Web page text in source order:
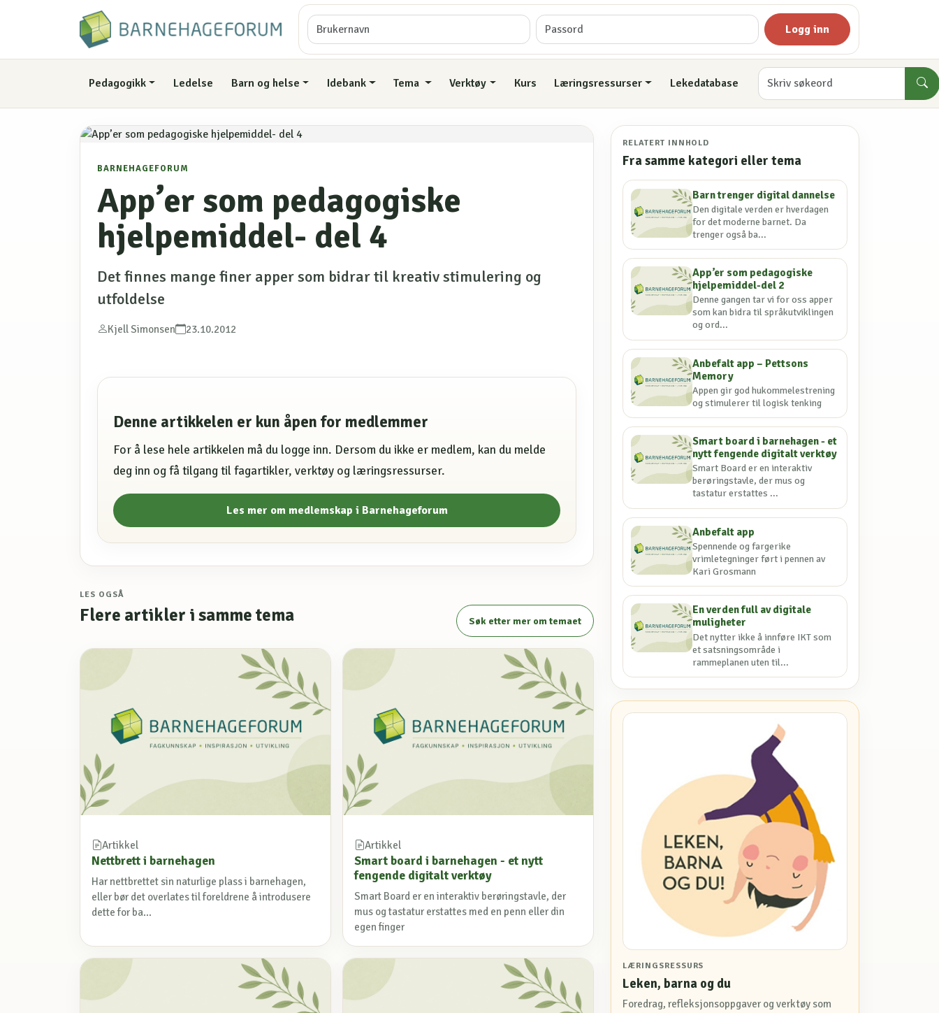
Logg inn
Pedagogikk Ledelse Barn og helse Idebank Tema Verktøy Kurs Læringsressurser Lekedatabase
BARNEHAGEFORUM
App’er som pedagogiske
hjelpemiddel- del 4
Det finnes mange finer apper som bidrar til kreativ stimulering og
utfoldelse
Kjell Simonsen 23.10.2012
Denne artikkelen er kun åpen for medlemmer
For å lese hele artikkelen må du logge inn. Dersom du ikke er medlem, kan du melde
deg inn og få tilgang til fagartikler, verktøy og læringsressurser.
Les mer om medlemskap i Barnehageforum
LES OGSÅ
Flere artikler i samme tema Søk etter mer om temaet
Artikkel
Nettbrett i barnehagen
Har nettbrettet sin naturlige plass i barnehagen,
eller bør det overlates til foreldrene å introdusere
dette for ba...
Artikkel
Smart board i barnehagen - et nytt
fengende digitalt verktøy
Smart Board er en interaktiv berøringstavle, der
mus og tastatur erstattes med en penn eller din
egen finger
RELATERT INNHOLD
Fra samme kategori eller tema
Barn trenger digital dannelse
Den digitale verden er hverdagen
for det moderne barnet. Da
trenger også ba...
App’er som pedagogiske
hjelpemiddel-del 2
Denne gangen tar vi for oss apper
som kan bidra til språkutviklingen
og ord...
Anbefalt app – Pettsons
Memory
Appen gir god hukommelestrening
og stimulerer til logisk tenking
Smart board i barnehagen - et
nytt fengende digitalt verktøy
Smart Board er en interaktiv
berøringstavle, der mus og
tastatur erstattes ...
Anbefalt app
Spennende og fargerike
vrimletegninger ført i pennen av
Kari Grosmann
En verden full av digitale
muligheter
Det nytter ikke å innføre IKT som
et satsningsområde i
rammeplanen uten til...
LÆRINGSRESSURS
Leken, barna og du
Foredrag, refleksjonsoppgaver og verktøy som